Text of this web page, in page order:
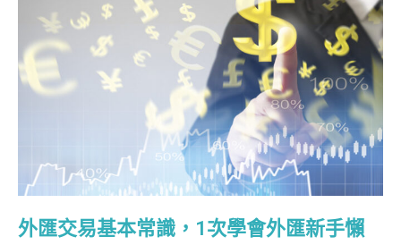
外匯交易基本常識，1次學會外匯新手懶